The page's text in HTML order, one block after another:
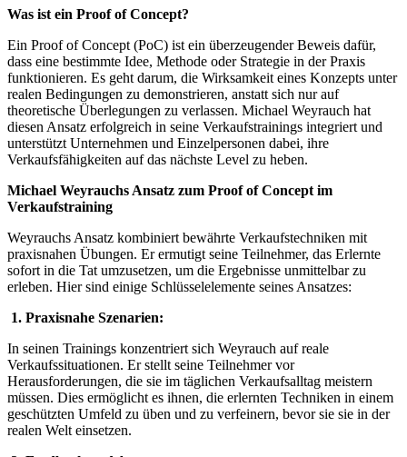
Was ist ein Proof of Concept?
Ein Proof of Concept (PoC) ist ein überzeugender Beweis dafür,
dass eine bestimmte Idee, Methode oder Strategie in der Praxis
funktionieren. Es geht darum, die Wirksamkeit eines Konzepts unter
realen Bedingungen zu demonstrieren, anstatt sich nur auf
theoretische Überlegungen zu verlassen. Michael Weyrauch hat
diesen Ansatz erfolgreich in seine Verkaufstrainings integriert und
unterstützt Unternehmen und Einzelpersonen dabei, ihre
Verkaufsfähigkeiten auf das nächste Level zu heben.
Michael Weyrauchs Ansatz zum Proof of Concept im
Verkaufstraining
Weyrauchs Ansatz kombiniert bewährte Verkaufstechniken mit
praxisnahen Übungen. Er ermutigt seine Teilnehmer, das Erlernte
sofort in die Tat umzusetzen, um die Ergebnisse unmittelbar zu
erleben. Hier sind einige Schlüsselelemente seines Ansatzes:
1. Praxisnahe Szenarien:
In seinen Trainings konzentriert sich Weyrauch auf reale
Verkaufssituationen. Er stellt seine Teilnehmer vor
Herausforderungen, die sie im täglichen Verkaufsalltag meistern
müssen. Dies ermöglicht es ihnen, die erlernten Techniken in einem
geschützten Umfeld zu üben und zu verfeinern, bevor sie sie in der
realen Welt einsetzen.